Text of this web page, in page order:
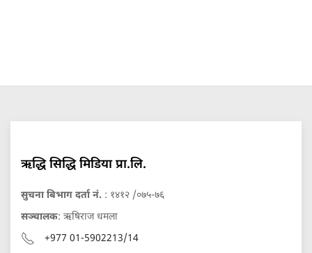
ऋद्धि सिद्धि मिडिया प्रा.लि.
सुचना बिभाग दर्ता नं. : १४१२ /०७५-७६
सञ्चालक: ऋषिराज धमला
+977 01-5902213/14